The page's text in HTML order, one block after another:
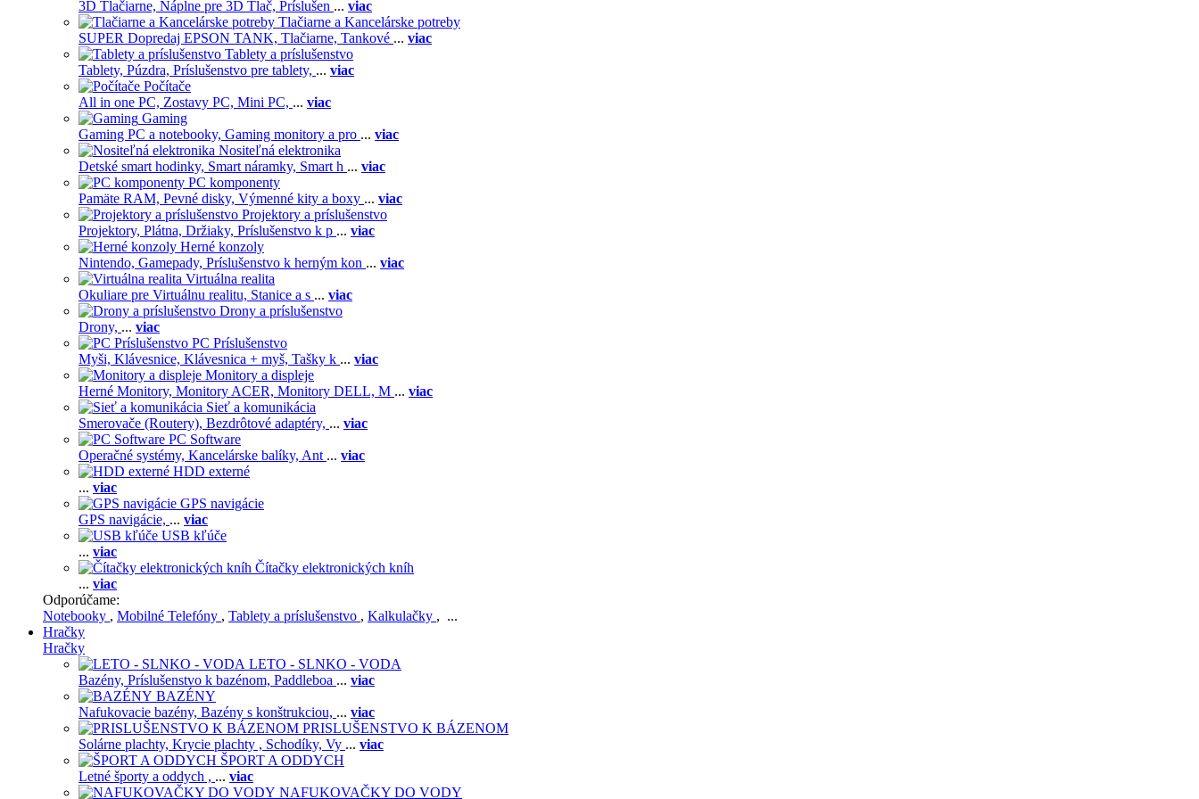
3D Tlačiarne, Náplne pre 3D Tlač, Príslušen ... viac
Tlačiarne a Kancelárske potreby
SUPER Dopredaj EPSON TANK, Tlačiarne, Tankové ... viac
Tablety a príslušenstvo
Tablety, Púzdra, Príslušenstvo pre tablety, ... viac
Počítače
All in one PC, Zostavy PC, Mini PC, ... viac
Gaming
Gaming PC a notebooky, Gaming monitory a pro ... viac
Nositeľná elektronika
Detské smart hodinky, Smart náramky, Smart h ... viac
PC komponenty
Pamäte RAM, Pevné disky, Výmenné kity a boxy ... viac
Projektory a príslušenstvo
Projektory, Plátna, Držiaky, Príslušenstvo k p ... viac
Herné konzoly
Nintendo, Gamepady, Príslušenstvo k herným kon ... viac
Virtuálna realita
Okuliare pre Virtuálnu realitu, Stanice a s ... viac
Drony a príslušenstvo
Drony, ... viac
PC Príslušenstvo
Myši, Klávesnice, Klávesnica + myš, Tašky k ... viac
Monitory a displeje
Herné Monitory, Monitory ACER, Monitory DELL, M ... viac
Sieť a komunikácia
Smerovače (Routery), Bezdrôtové adaptéry, ... viac
PC Software
Operačné systémy, Kancelárske balíky, Ant ... viac
HDD externé
... viac
GPS navigácie
GPS navigácie, ... viac
USB kľúče
... viac
Čítačky elektronických kníh
... viac
Odporúčame:
Notebooky , Mobilné Telefóny , Tablety a príslušenstvo , Kalkulačky , ...
Hračky
Hračky
LETO - SLNKO - VODA
Bazény, Príslušenstvo k bazénom, Paddleboa ... viac
BAZÉNY
Nafukovacie bazény, Bazény s konštrukciou, ... viac
PRISLUŠENSTVO K BÁZENOM
Solárne plachty, Krycie plachty , Schodíky, Vy ... viac
ŠPORT A ODDYCH
Letné športy a oddych , ... viac
NAFUKOVAČKY DO VODY